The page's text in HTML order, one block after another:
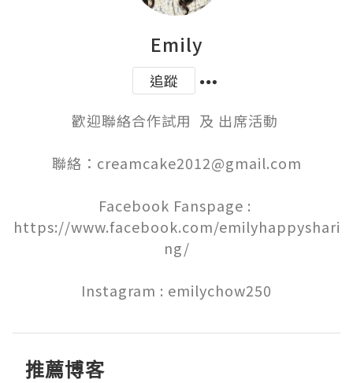
Emily
追蹤
歡迎聯絡合作試用  及 出席活動
聯絡：creamcake2012@gmail.com
Facebook Fanspage :
https://www.facebook.com/emilyhappyshari
ng/
Instagram : emilychow250
推薦博客